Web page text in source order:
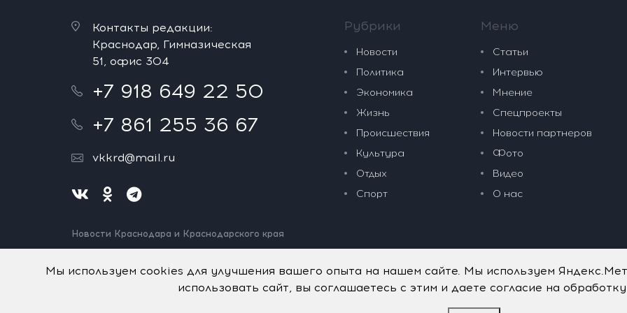
Контакты редакции:
Краснодар, Гимназическая
51, офис 304
+7 918 649 22 50
+7 861 255 36 67
vkkrd@mail.ru
Новости Краснодара и Краснодарского края
Нашли ошибку? Выделите и нажмите Ctrl+Enter.
Рубрики
Новости
Политика
Экономика
Жизнь
Происшествия
Культура
Отдых
Спорт
Меню
Статьи
Интервью
Мнение
Спецпроекты
Новости партнеров
Фото
Видео
О нас
Мы используем cookies для улучшения вашего опыта на нашем сайте. Мы используем
использовать сайт, вы соглашаетесь с этим и даете согласие на